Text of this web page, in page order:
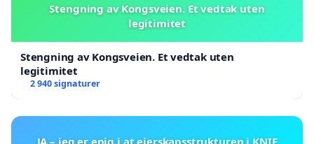
Stengning av Kongsveien. Et vedtak uten
legitimitet
Stengning av Kongsveien. Et vedtak uten
legitimitet
2 940 signaturer
JA – jeg er enig i at eierskapsstrukturen i KNIF